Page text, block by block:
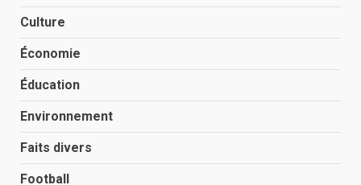
Culture
Économie
Éducation
Environnement
Faits divers
Football